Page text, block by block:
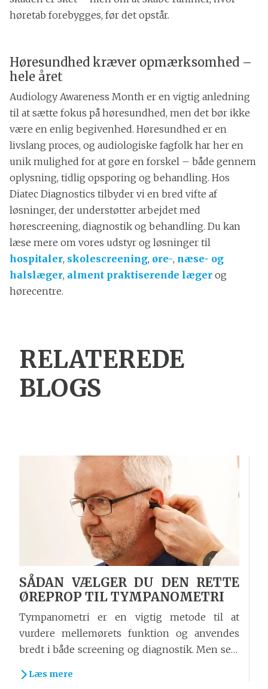
høretab forebygges, før det opstår.
Høresundhed kræver opmærksomhed –
hele året
Audiology Awareness Month er en vigtig anledning
til at sætte fokus på høresundhed, men det bør ikke
være en enlig begivenhed. Høresundhed er en
livslang proces, og audiologiske fagfolk har her en
unik mulighed for at gøre en forskel – både gennem
oplysning, tidlig opsporing og behandling. Hos
Diatec Diagnostics tilbyder vi en bred vifte af
løsninger, der understøtter arbejdet med
hørescreening, diagnostik og behandling. Du kan
læse mere om vores udstyr og løsninger til
hospitaler, skolescreening, øre-, næse- og
halslæger, alment praktiserende læger og
hørecentre.
RELATEREDE
BLOGS
SÅDAN VÆLGER DU DEN RETTE
ØREPROP TIL TYMPANOMETRI
Tympanometri er en vigtig metode til at
vurdere mellemørets funktion og anvendes
bredt i både screening og diagnostik. Men selv
levere pålidelige resultater, hvis ikke...
Læs mere